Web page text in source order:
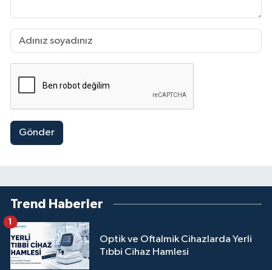
Gönder
Trend Haberler
Optik ve Oftalmik Cihazlarda Yerli
Tıbbi Cihaz Hamlesi
1